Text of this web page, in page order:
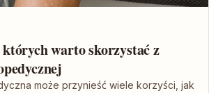
których warto skorzystać z
może przynieść wiele korzyści, jak